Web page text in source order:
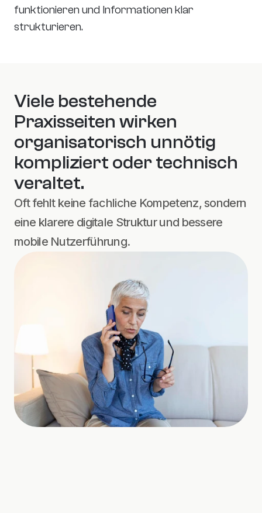
funktionieren und Informationen klar
strukturieren.
Viele bestehende
Praxisseiten wirken
organisatorisch unnötig
kompliziert oder technisch
veraltet.
Oft fehlt keine fachliche Kompetenz, sondern
eine klarere digitale Struktur und bessere
mobile Nutzerführung.